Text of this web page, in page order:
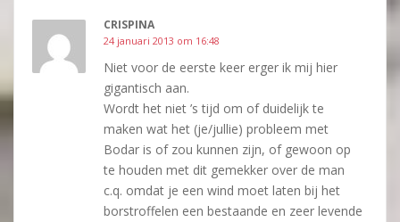
CRISPINA
24 januari 2013 om 16:48
Niet voor de eerste keer erger ik mij hier
gigantisch aan.
Wordt het niet ’s tijd om of duidelijk te
maken wat het (je/jullie) probleem met
Bodar is of zou kunnen zijn, of gewoon op
te houden met dit gemekker over de man
c.q. omdat je een wind moet laten bij het
borstroffelen een bestaande en zeer levende